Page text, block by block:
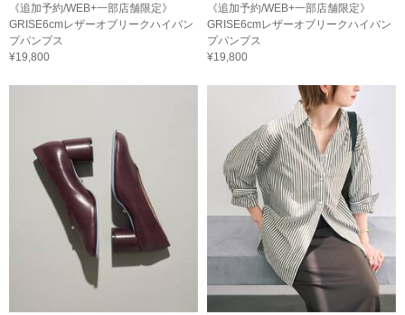
《追加予約/WEB+一部店舗限定》
GRISE6cmレザーオブリークハイバン
プパンプス
¥19,800
《追加予約/WEB+一部店舗限定》
GRISE6cmレザーオブリークハイバン
プパンプス
¥19,800